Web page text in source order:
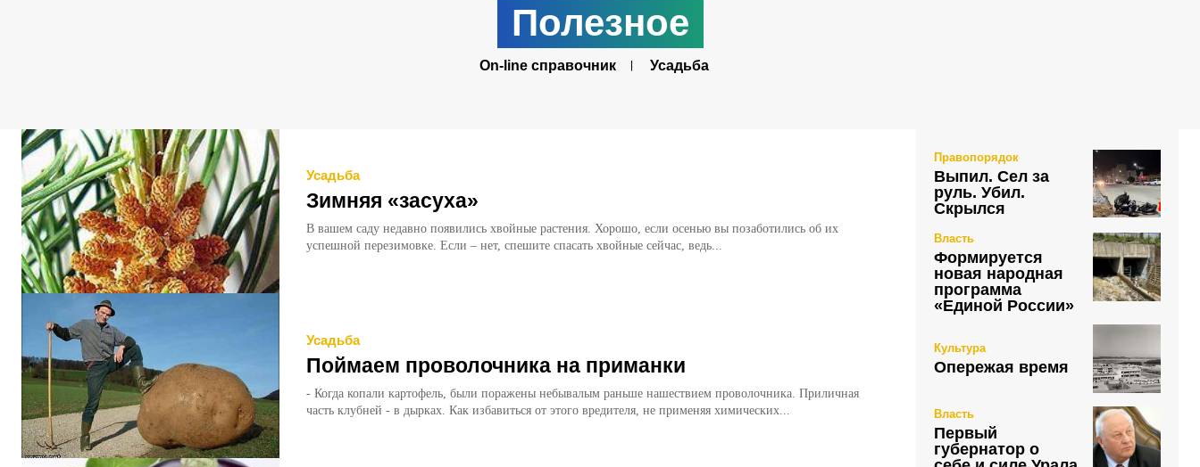
Полезное
On-line справочник Усадьба
Усадьба
Зимняя «засуха»
В вашем саду недавно появились хвойные растения. Хорошо, если осенью вы позаботились об их
успешной перезимовке. Если – нет, спешите спасать хвойные сейчас, ведь...
Усадьба
Поймаем проволочника на приманки
- Когда копали картофель, были поражены небывалым раньше нашествием прово­лочника. Приличная
часть клубней - в дырках. Как изба­виться от этого вредителя, не применяя химических...
Правопорядок
Выпил. Сел за
руль. Убил.
Скрылся
Власть
Формируется
новая народная
программа
«Единой России»
Культура
Опережая время
Власть
Первый
губернатор о